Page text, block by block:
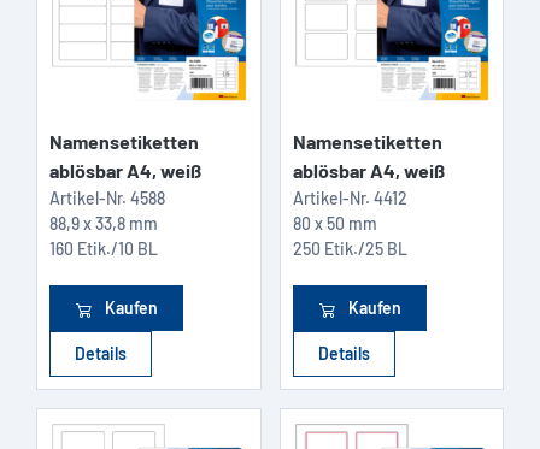
Namensetiketten
ablösbar A4, weiß
Artikel-Nr. 4588
88,9 x 33,8 mm
160 Etik./10 BL
Kaufen
Details
Namensetiketten
ablösbar A4, weiß
Artikel-Nr. 4412
80 x 50 mm
250 Etik./25 BL
Kaufen
Details